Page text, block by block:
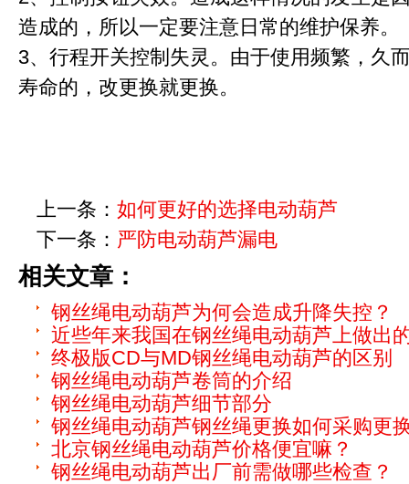
造成的，所以一定要注意日常的维护保养。
3、行程开关控制失灵。由于使用频繁，久
寿命的，改更换就更换。
上一条： 如何更好的选择电动葫芦
下一条： 严防电动葫芦漏电
相关文章：
钢丝绳电动葫芦为何会造成升降失控？
近些年来我国在钢丝绳电动葫芦上做出
终极版CD与MD钢丝绳电动葫芦的区别
钢丝绳电动葫芦卷筒的介绍
钢丝绳电动葫芦细节部分
钢丝绳电动葫芦钢丝绳更换如何采购更
北京钢丝绳电动葫芦价格便宜嘛？
钢丝绳电动葫芦出厂前需做哪些检查？